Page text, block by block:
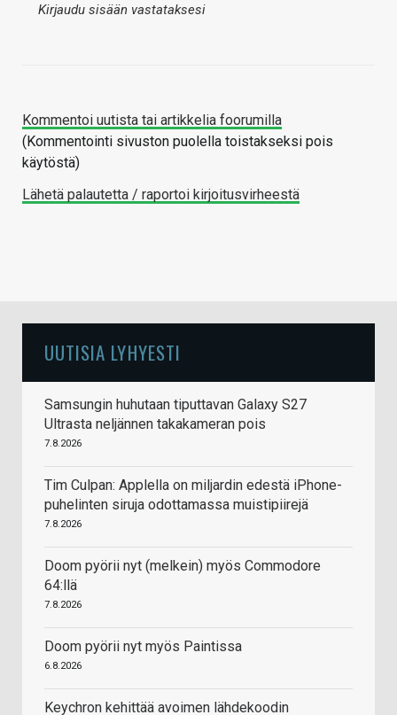
Kirjaudu sisään vastataksesi
Kommentoi uutista tai artikkelia foorumilla
(Kommentointi sivuston puolella toistakseksi pois
käytöstä)
Lähetä palautetta / raportoi kirjoitusvirheestä
UUTISIA LYHYESTI
Samsungin huhutaan tiputtavan Galaxy S27
Ultrasta neljännen takakameran pois
7.8.2026
Tim Culpan: Applella on miljardin edestä iPhone-
puhelinten siruja odottamassa muistipiirejä
7.8.2026
Doom pyörii nyt (melkein) myös Commodore
64:llä
7.8.2026
Doom pyörii nyt myös Paintissa
6.8.2026
Keychron kehittää avoimen lähdekoodin